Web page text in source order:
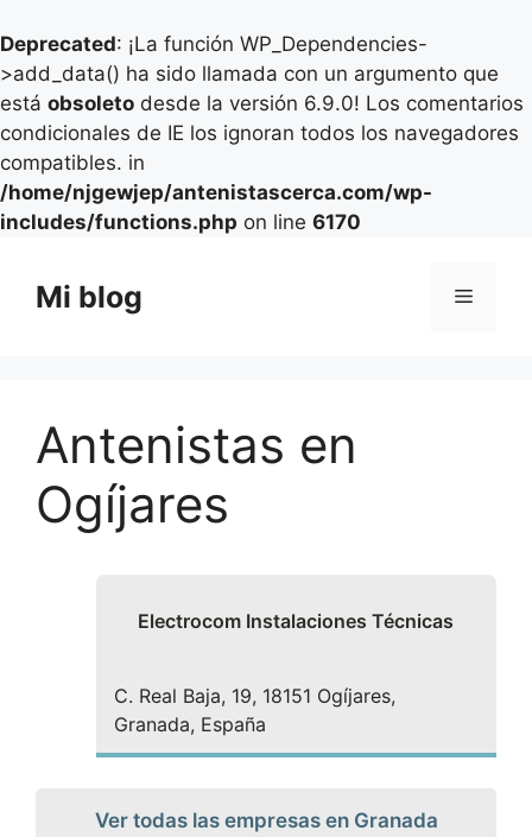
Deprecated: ¡La función WP_Dependencies-
>add_data() ha sido llamada con un argumento que
está obsoleto desde la versión 6.9.0! Los comentarios
condicionales de IE los ignoran todos los navegadores
compatibles. in
/home/njgewjep/antenistascerca.com/wp-
includes/functions.php on line 6170
contenido
Mi blog Menú
Antenistas en
Ogíjares
Electrocom Instalaciones Técnicas
C. Real Baja, 19, 18151 Ogíjares,
Granada, España
Ver todas las empresas en Granada